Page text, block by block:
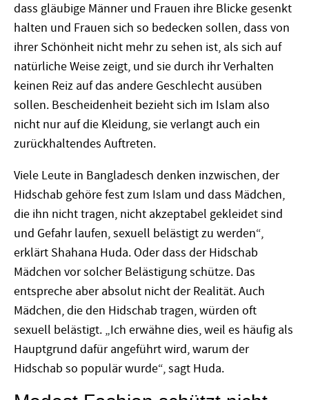
dass gläubige Männer und Frauen ihre Blicke gesenkt
halten und Frauen sich so bedecken sollen, dass von
ihrer Schönheit nicht mehr zu sehen ist, als sich auf
natürliche Weise zeigt, und sie durch ihr Verhalten
keinen Reiz auf das andere Geschlecht ausüben
sollen. Bescheidenheit bezieht sich im Islam also
nicht nur auf die Kleidung, sie verlangt auch ein
zurückhaltendes Auftreten.
Viele Leute in Bangladesch denken inzwischen, der
Hidschab gehöre fest zum Islam und dass Mädchen,
die ihn nicht tragen, nicht akzeptabel gekleidet sind
und Gefahr laufen, sexuell belästigt zu werden“,
erklärt Shahana Huda. Oder dass der Hidschab
Mädchen vor solcher Belästigung schütze. Das
entspreche aber absolut nicht der Realität. Auch
Mädchen, die den Hidschab tragen, würden oft
sexuell belästigt. „Ich erwähne dies, weil es häufig als
Hauptgrund dafür angeführt wird, warum der
Hidschab so populär wurde“, sagt Huda.